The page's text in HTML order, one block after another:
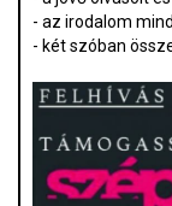
- az irodalom
- két szóban